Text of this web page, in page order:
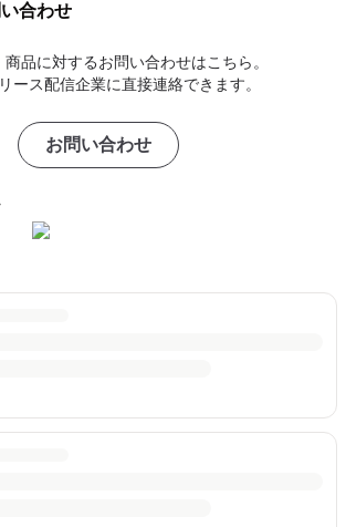
合わせ
品に対するお問い合わせはこちら。
ース配信企業に直接連絡できます。
お問い合わせ